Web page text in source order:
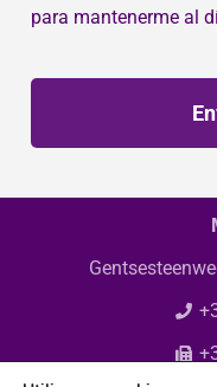
para mantenerme al